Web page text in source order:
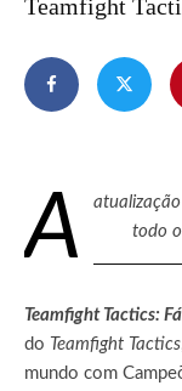
Teamfight
A
todo
Teamfight Tactics:
do Teamfight Tactics
mundo com